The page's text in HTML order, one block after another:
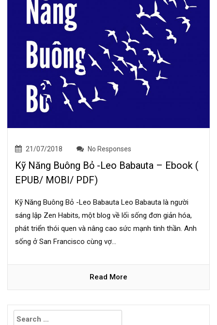
21/07/2018 No Responses
Kỹ Năng Buông Bỏ -Leo Babauta – Ebook (
EPUB/ MOBI/ PDF)
Kỹ Năng Buông Bỏ -Leo Babauta Leo Babauta là người
sáng lập Zen Habits, một blog về lối sống đơn giản hóa,
phát triển thói quen và nâng cao sức mạnh tinh thần. Anh
sống ở San Francisco cùng vợ...
Read More
Search